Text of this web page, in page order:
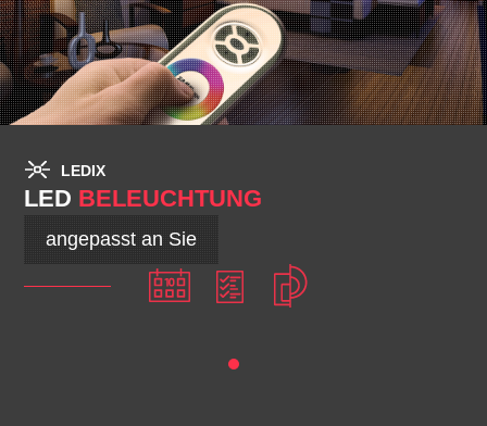
LEDIX
LED BELEUCHTUNG
angepasst an Sie